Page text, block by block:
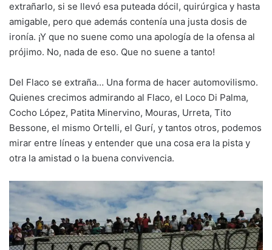
extrañarlo, si se llevó esa puteada dócil, quirúrgica y hasta
amigable, pero que además contenía una justa dosis de
ironía. ¡Y que no suene como una apología de la ofensa al
prójimo. No, nada de eso. Que no suene a tanto!
Del Flaco se extraña… Una forma de hacer automovilismo.
Quienes crecimos admirando al Flaco, el Loco Di Palma,
Cocho López, Patita Minervino, Mouras, Urreta, Tito
Bessone, el mismo Ortelli, el Gurí, y tantos otros, podemos
mirar entre líneas y entender que una cosa era la pista y
otra la amistad o la buena convivencia.